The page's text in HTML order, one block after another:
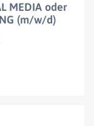
MEDIA oder
(m/w/d)